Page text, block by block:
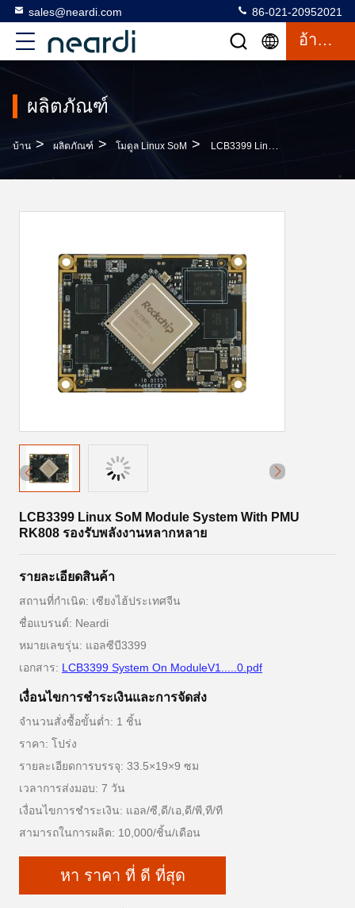
sales@neardi.com 86-021-20952021
อ้างอิง
ผลิตภัณฑ์
บ้าน > ผลิตภัณฑ์ > โมดูล Linux SoM > LCB3399 Linux SoM Module System With PMU RK808 รองรับพลังงานหลากหลาย
LCB3399 Linux SoM Module System With PMU
RK808 รองรับพลังงานหลากหลาย
รายละเอียดสินค้า
สถานที่กำเนิด: เซียงไฮ้ประเทศจีน
ชื่อแบรนด์: Neardi
หมายเลขรุ่น: แอลซีบี3399
เอกสาร: LCB3399 System On ModuleV1.....0.pdf
เงื่อนไขการชําระเงินและการจัดส่ง
จำนวนสั่งซื้อขั้นต่ำ: 1 ชิ้น
ราคา: โปร่ง
รายละเอียดการบรรจุ: 33.5×19×9 ซม
เวลาการส่งมอบ: 7 วัน
เงื่อนไขการชำระเงิน: แอล/ซี,ดี/เอ,ดี/พี,ที/ที
สามารถในการผลิต: 10,000/ชิ้น/เดือน
หา ราคา ที่ ดี ที่สุด